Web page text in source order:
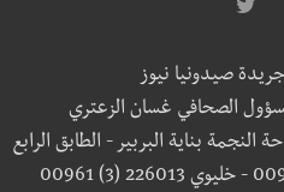
صيدونيا نيوز
الصحافي غسان الزعتري
بناية البربير - الطابق الرابع